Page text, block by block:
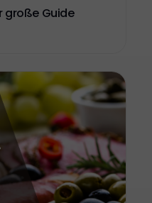
große Guide